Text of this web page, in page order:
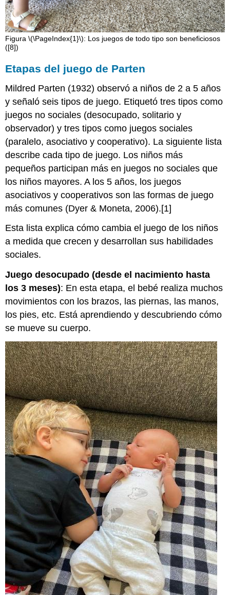
Figura \(\PageIndex{1}\): Los juegos de todo tipo son beneficiosos
([8])
Etapas del juego de Parten
Mildred Parten (1932) observó a niños de 2 a 5 años
y señaló seis tipos de juego. Etiquetó tres tipos como
juegos no sociales (desocupado, solitario y
observador) y tres tipos como juegos sociales
(paralelo, asociativo y cooperativo). La siguiente lista
describe cada tipo de juego. Los niños más
pequeños participan más en juegos no sociales que
los niños mayores. A los 5 años, los juegos
asociativos y cooperativos son las formas de juego
más comunes (Dyer & Moneta, 2006).[1]
Esta lista explica cómo cambia el juego de los niños
a medida que crecen y desarrollan sus habilidades
sociales.
Juego desocupado (desde el nacimiento hasta
los 3 meses): En esta etapa, el bebé realiza muchos
movimientos con los brazos, las piernas, las manos,
los pies, etc. Está aprendiendo y descubriendo cómo
se mueve su cuerpo.